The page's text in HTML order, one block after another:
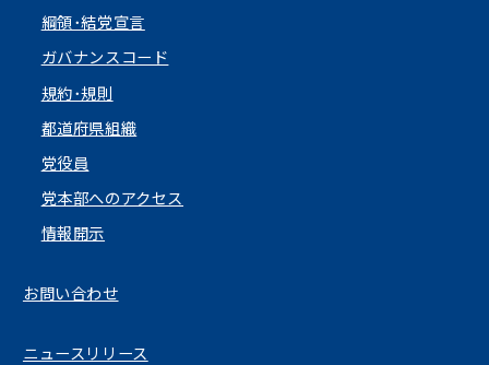
綱領･結党宣言
ガバナンスコード
規約･規則
都道府県組織
党役員
党本部へのアクセス
情報開示
お問い合わせ
ニュースリリース